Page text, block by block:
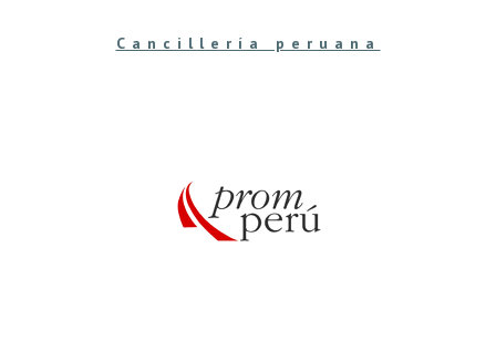
Cancillería peruana